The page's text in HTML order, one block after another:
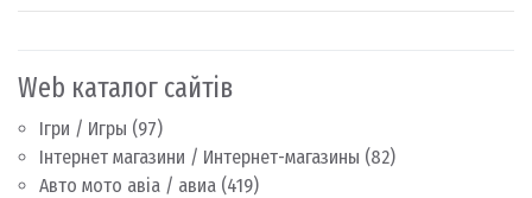
Web каталог сайтів
Ігри / Игры (97)
Інтернет магазини / Интернет-магазины (82)
Авто мото авіа / авиа (419)